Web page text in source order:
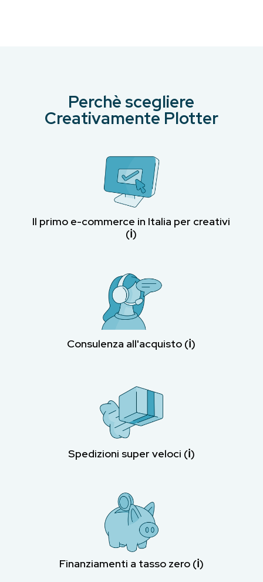
Perchè scegliere
Creativamente Plotter
Il primo e-commerce in Italia per creativi
(ℹ︎)
Consulenza all'acquisto (ℹ︎)
Spedizioni super veloci (ℹ︎)
Finanziamenti a tasso zero (ℹ︎)